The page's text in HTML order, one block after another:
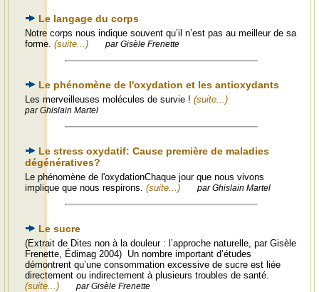
Le langage du corps
Notre corps nous indique souvent qu’il n’est pas au meilleur de sa
forme. (suite...) par Gisèle Frenette
Le phénomène de l'oxydation et les antioxydants
Les merveilleuses molécules de survie ! (suite...)
par Ghislain Martel
Le stress oxydatif: Cause première de maladies
dégénératives?
Le phénomène de l'oxydationChaque jour que nous vivons
implique que nous respirons. (suite...) par Ghislain Martel
Le sucre
(Extrait de Dites non à la douleur : l’approche naturelle, par Gisèle
Frenette, Édimag 2004) Un nombre important d’études
démontrent qu’une consommation excessive de sucre est liée
directement ou indirectement à plusieurs troubles de santé.
(suite...)
par Gisèle Frenette